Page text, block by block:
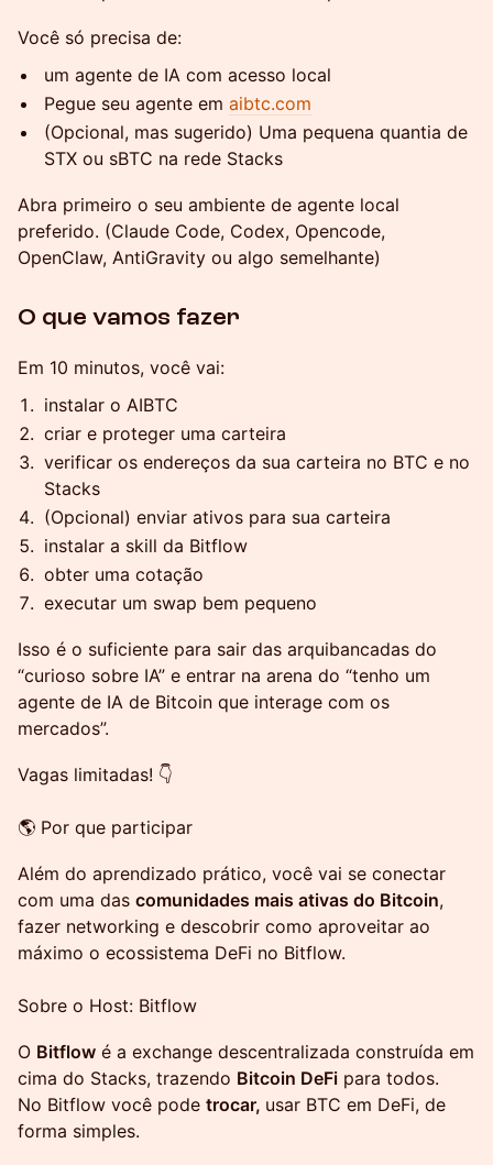
Você só precisa de:
um agente de IA com acesso local
Pegue seu agente em aibtc.com
(Opcional, mas sugerido) Uma pequena quantia de
STX ou sBTC na rede Stacks
Abra primeiro o seu ambiente de agente local
preferido. (Claude Code, Codex, Opencode,
OpenClaw, AntiGravity ou algo semelhante)
O que vamos fazer
Em 10 minutos, você vai:
instalar o AIBTC
criar e proteger uma carteira
verificar os endereços da sua carteira no BTC e no
Stacks
(Opcional) enviar ativos para sua carteira
instalar a skill da Bitflow
obter uma cotação
executar um swap bem pequeno
Isso é o suficiente para sair das arquibancadas do
“curioso sobre IA” e entrar na arena do “tenho um
agente de IA de Bitcoin que interage com os
mercados”.
Vagas limitadas! 👇
🌎 Por que participar
Além do aprendizado prático, você vai se conectar
com uma das comunidades mais ativas do Bitcoin,
fazer networking e descobrir como aproveitar ao
máximo o ecossistema DeFi no Bitflow.
Sobre o Host: Bitflow
O Bitflow é a exchange descentralizada construída em
cima do Stacks, trazendo Bitcoin DeFi para todos.
No Bitflow você pode trocar, usar BTC em DeFi, de
forma simples.